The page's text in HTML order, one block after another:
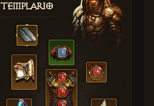
Templario